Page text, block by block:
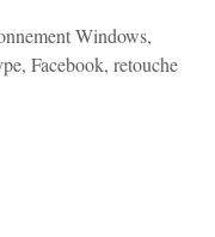
Windows,
Facebook, retouche